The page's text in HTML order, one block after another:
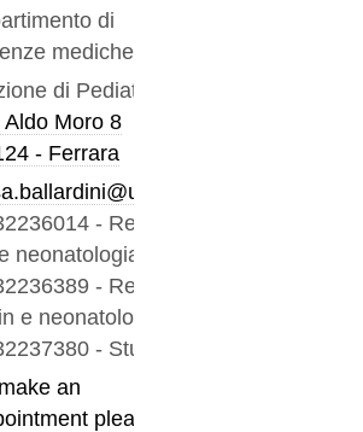
di
mediche
di Pediatria
Aldo Moro 8
- Ferrara
- Reparto
neonatologia
- Reparto
e neonatologia
- Studio
an
please